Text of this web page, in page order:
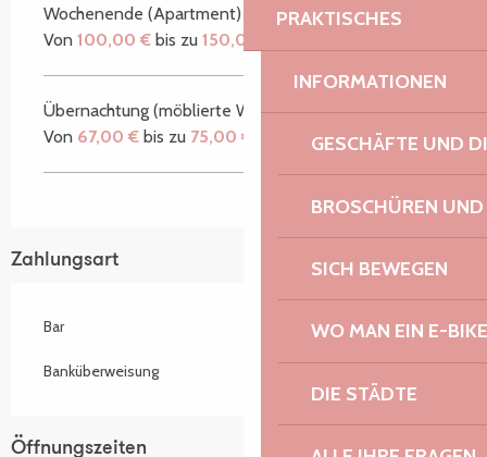
PRAKTISCHES
INFORMATIONEN
GESCHÄFTE UND
BROSCHÜREN
SICH BEWEGEN
WO MAN EIN E-
DIE STÄDTE
Wochenende (Apartment)
Von 100,00 € bis zu 150,00 €
Übernachtung (möblierte Wohnung)
Von 67,00 € bis zu 75,00 €
Zahlungsart
Bar
Banküberweisung
Öffnungszeiten